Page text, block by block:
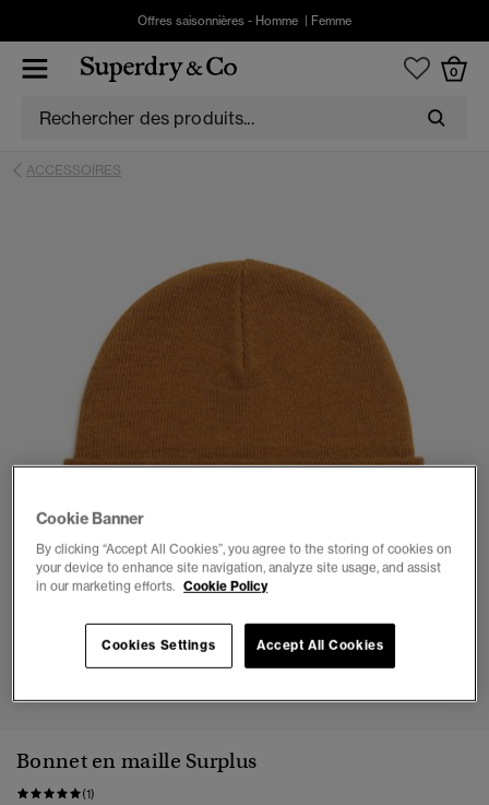
Offres saisonnières - Homme Femme
0
ACCESSOIRES
1 2
Bonnet en maille Surplus
(1)
Cookie Banner
By clicking “Accept All Cookies”, you agree to the storing of cookies on
your device to enhance site navigation, analyze site usage, and assist
in our marketing efforts. Cookie Policy
Cookies Settings Accept All Cookies